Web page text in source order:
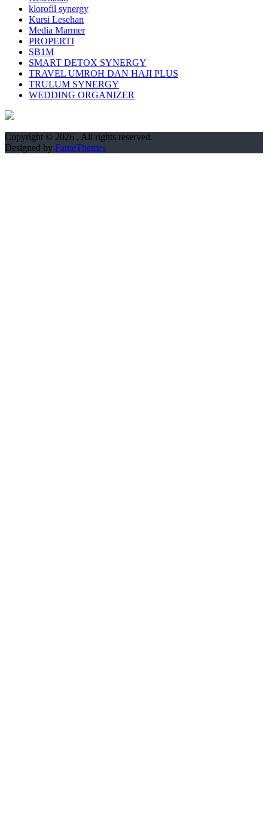
klorofil synergy
Kursi Lesehan
Media Marmer
PROPERTI
SB1M
SMART DETOX SYNERGY
TRAVEL UMROH DAN HAJI PLUS
TRULUM SYNERGY
WEDDING ORGANIZER
Copyright © 2026 . All rights reserved.
Designed by FameThemes